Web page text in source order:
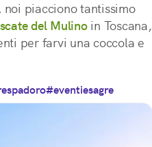
noi piacciono tantissimo
del Mulino in Toscana,
per farvi una coccola e
#eventiesagre